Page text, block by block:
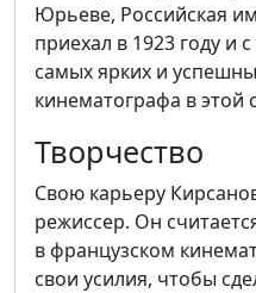
Юрьеве, Российская
приехал в 1923 году и
самых ярких и
кинематографа в этой
Творчество
Свою карьеру
режиссер. Он
в французском
свои усилия, чтобы